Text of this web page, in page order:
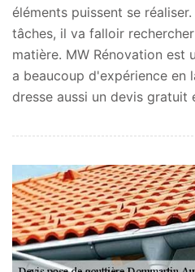
éléments puissent se
tâches, il va falloir
matière. MW Rénovation est
a beaucoup d'expérience en
dresse aussi un devis gratuit